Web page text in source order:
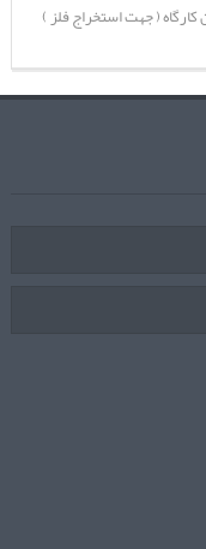
( جهت استخراج فلز )